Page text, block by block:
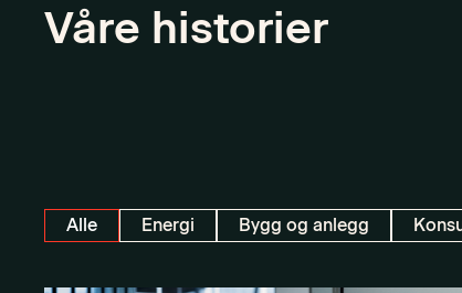
Våre historier
Alle Energi Bygg og anlegg